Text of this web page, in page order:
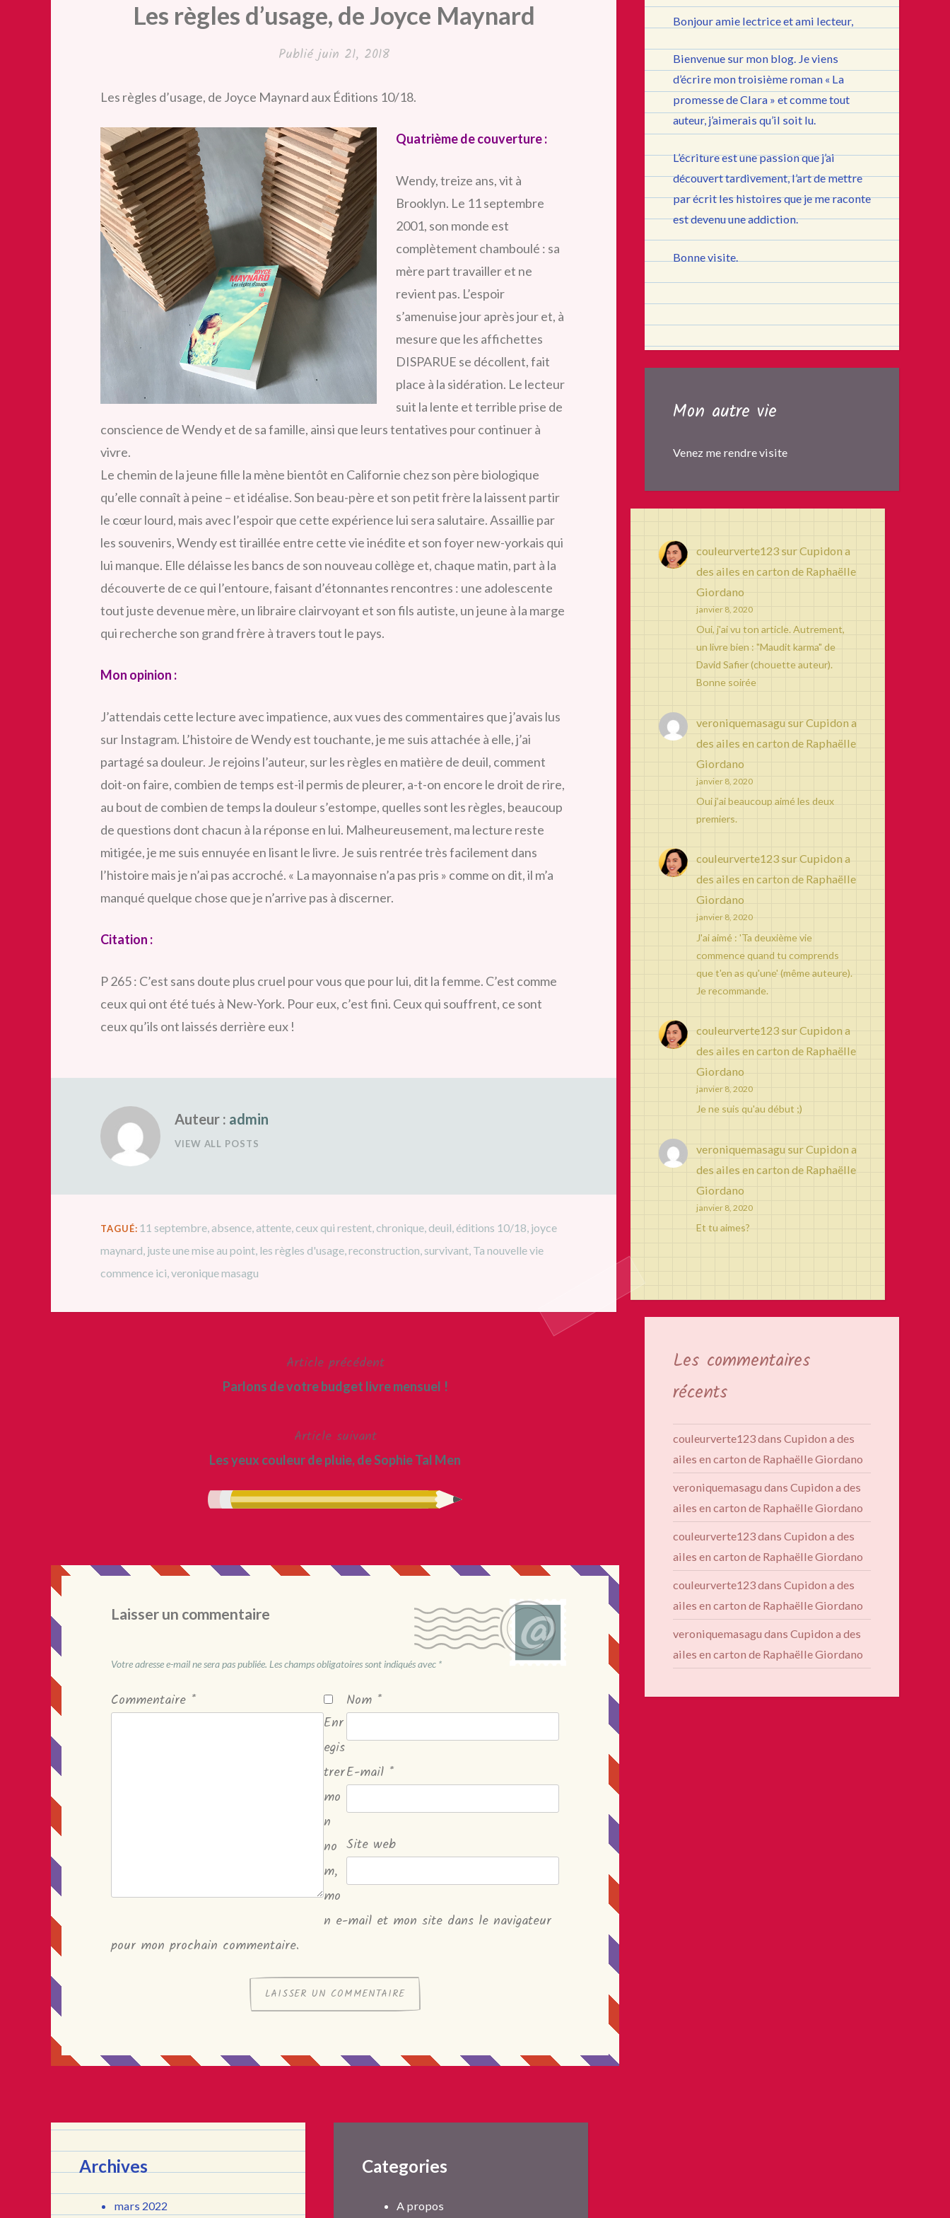
Les règles d’usage, de Joyce Maynard
Publiéjuin 21, 2018
Les règles d’usage, de Joyce Maynard aux Éditions 10/18.
Quatrième de couverture :
Wendy, treize ans, vit à
Brooklyn. Le 11 septembre
2001, son monde est
complètement chamboulé : sa
mère part travailler et ne
revient pas. L’espoir
s’amenuise jour après jour et, à
mesure que les affichettes
DISPARUE se décollent, fait
place à la sidération. Le lecteur
suit la lente et terrible prise de
conscience de Wendy et de sa famille, ainsi que leurs tentatives pour continuer à
vivre.
Le chemin de la jeune fille la mène bientôt en Californie chez son père biologique
qu’elle connaît à peine – et idéalise. Son beau-père et son petit frère la laissent partir
le cœur lourd, mais avec l’espoir que cette expérience lui sera salutaire. Assaillie par
les souvenirs, Wendy est tiraillée entre cette vie inédite et son foyer new-yorkais qui
lui manque. Elle délaisse les bancs de son nouveau collège et, chaque matin, part à la
découverte de ce qui l’entoure, faisant d’étonnantes rencontres : une adolescente
tout juste devenue mère, un libraire clairvoyant et son fils autiste, un jeune à la marge
qui recherche son grand frère à travers tout le pays.
Mon opinion :
J’attendais cette lecture avec impatience, aux vues des commentaires que j’avais lus
sur Instagram. L’histoire de Wendy est touchante, je me suis attachée à elle, j’ai
partagé sa douleur. Je rejoins l’auteur, sur les règles en matière de deuil, comment
doit-on faire, combien de temps est-il permis de pleurer, a-t-on encore le droit de rire,
au bout de combien de temps la douleur s’estompe, quelles sont les règles, beaucoup
de questions dont chacun à la réponse en lui. Malheureusement, ma lecture reste
mitigée, je me suis ennuyée en lisant le livre. Je suis rentrée très facilement dans
l’histoire mais je n’ai pas accroché. « La mayonnaise n’a pas pris » comme on dit, il m’a
manqué quelque chose que je n’arrive pas à discerner.
Citation :
P 265 : C’est sans doute plus cruel pour vous que pour lui, dit la femme. C’est comme
ceux qui ont été tués à New-York. Pour eux, c’est fini. Ceux qui souffrent, ce sont
ceux qu’ils ont laissés derrière eux !
Auteur : admin
VIEW ALL POSTS
TAGUÉ: 11 septembre ,absence ,attente ,ceux qui restent ,chronique deuil ,éditions 10/18 joyce
maynard juste une mise au point les règles d'usage reconstruction survivant Ta nouvelle vie
commence ici veronique masagu
Article précédent
Parlons de votre budget livre mensuel !
Article suivant
Les yeux couleur de pluie, de Sophie Tal Men
Laisser un commentaire
Votre adresse e-mail ne sera pas publiée. Les champs obligatoires sont indiqués avec *
Commentaire * Nom *
E-mail *
Site web
Enr
egis
trer
mo
n
no
m,
mo
n e-mail et mon site dans le navigateur
pour mon prochain commentaire.
Bonjour amie lectrice et ami lecteur,
Bienvenue sur mon blog. Je viens
d’écrire mon troisième roman « La
promesse de Clara » et comme tout
auteur, j’aimerais qu’il soit lu.
L’écriture est une passion que j’ai
découvert tardivement, l’art de mettre
par écrit les histoires que je me raconte
est devenu une addiction.
Bonne visite.
Mon autre vie
Venez me rendre visite
couleurverte123surCupidon a
des ailes en carton de Raphaëlle
Giordano
janvier 8, 2020
Oui, j'ai vu ton article. Autrement,
un livre bien : "Maudit karma" de
David Safier (chouette auteur).
Bonne soirée
veroniquemasagu surCupidon a
des ailes en carton de Raphaëlle
Giordano
janvier 8, 2020
Oui j’ai beaucoup aimé les deux
premiers.
couleurverte123surCupidon a
des ailes en carton de Raphaëlle
Giordano
janvier 8, 2020
J'ai aimé : 'Ta deuxième vie
commence quand tu comprends
que t'en as qu'une' (même auteure).
Je recommande.
couleurverte123surCupidon a
des ailes en carton de Raphaëlle
Giordano
janvier 8, 2020
Je ne suis qu'au début ;)
veroniquemasagu surCupidon a
des ailes en carton de Raphaëlle
Giordano
janvier 8, 2020
Et tu aimes?
Les commentaires
récents
couleurverte123dans Cupidon a des
ailes en carton de Raphaëlle Giordano
veroniquemasagu dans Cupidon a des
ailes en carton de Raphaëlle Giordano
couleurverte123dans Cupidon a des
ailes en carton de Raphaëlle Giordano
couleurverte123dans Cupidon a des
ailes en carton de Raphaëlle Giordano
veroniquemasagu dans Cupidon a des
ailes en carton de Raphaëlle Giordano
Archives
mars 2022
Categories
A propos